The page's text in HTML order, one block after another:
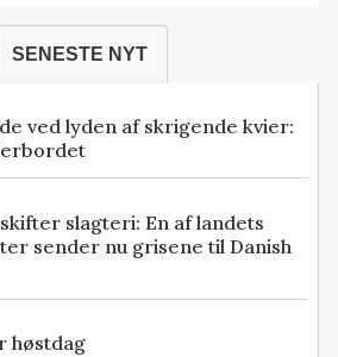
SENESTE NYT
ved lyden af skrigende kvier:
slagteri: En af landets
sender nu grisene til Danish
høstdag